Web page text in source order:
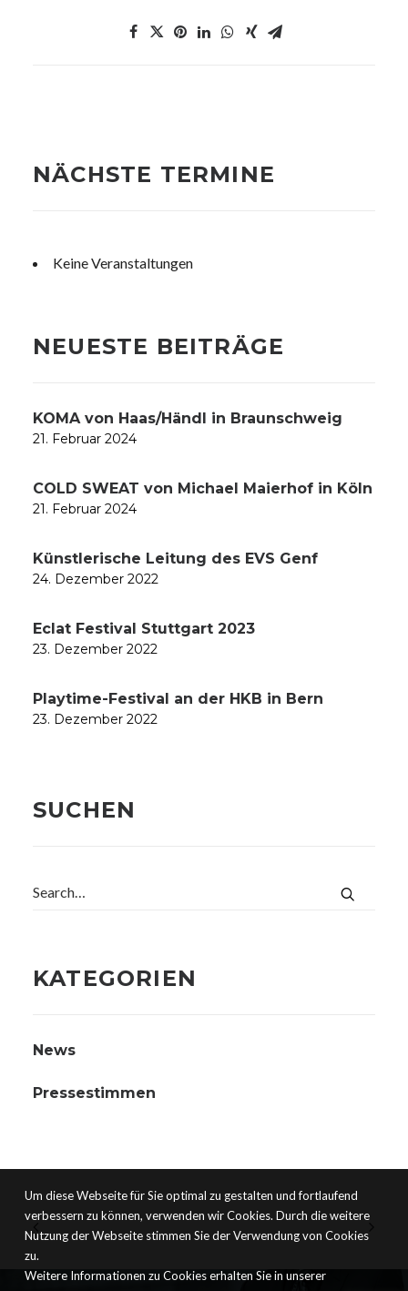
NÄCHSTE TERMINE
Keine Veranstaltungen
NEUESTE BEITRÄGE
KOMA von Haas/Händl in Braunschweig
21. Februar 2024
COLD SWEAT von Michael Maierhof in Köln
21. Februar 2024
Künstlerische Leitung des EVS Genf
24. Dezember 2022
Eclat Festival Stuttgart 2023
23. Dezember 2022
Playtime-Festival an der HKB in Bern
23. Dezember 2022
SUCHEN
KATEGORIEN
News
Pressestimmen
Um diese Webseite für Sie optimal zu gestalten und fortlaufend
verbessern zu können, verwenden wir Cookies. Durch die weitere
Nutzung der Webseite stimmen Sie der Verwendung von Cookies
zu.
Weitere Informationen zu Cookies erhalten Sie in unserer